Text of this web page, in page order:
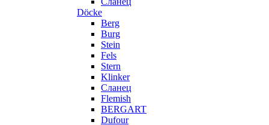
Döcke
Berg
Burg
Stein
Fels
Stern
Klinker
Сланец
Flemish
BERGART
Dufour